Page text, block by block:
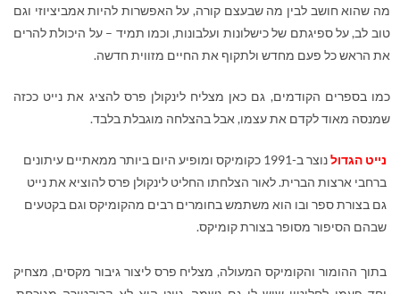
מה שהוא חושב לבין מה שבעצם קורה, על האפשרות להיות אמביציוזי וגם
טוב לב, על ספיגתם של כישלונות ועלבונות, וכמו תמיד – על היכולת להרים
את הראש כל פעם מחדש ולתקוף את החיים מזווית חדשה.
כמו בספרים הקודמים, גם כאן מצליח לינקולן פרס להציג את נייט ככזה
שמנסה מאוד לקדם את עצמו, אבל בהצלחה מוגבלת בלבד.
נייט הגדול
נוצר ב-1991 כקומיקס ומופיע היום ביותר ממאתיים עיתונים
ברחבי ארצות הברית. לאור הצלחתו החליט לינקולן פרס להוציא את נייט
גם בצורת ספר ובו הוא משתמש בחומרים רבים מהקומיקס וגם בקטעים
שבהם הסיפור מסופר בצורת קומיקס.
בתוך ההומור והקומיקס המעולה, מצליח פרס ליצור גיבור מקסים, מצחיק